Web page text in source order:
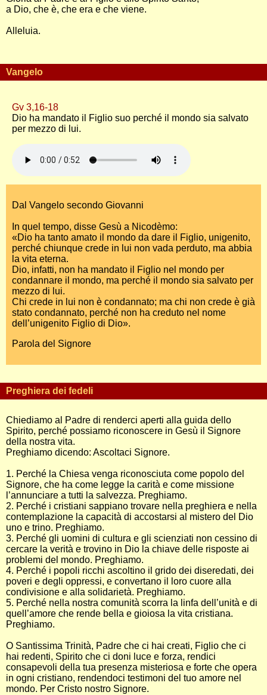
a Dio, che è, che era e che viene.
Alleluia.
Vangelo
Gv 3,16-18
Dio ha mandato il Figlio suo perché il mondo sia salvato
per mezzo di lui.
Dal Vangelo secondo Giovanni
In quel tempo, disse Gesù a Nicodèmo:
«Dio ha tanto amato il mondo da dare il Figlio, unigenito,
perché chiunque crede in lui non vada perduto, ma abbia
la vita eterna.
Dio, infatti, non ha mandato il Figlio nel mondo per
condannare il mondo, ma perché il mondo sia salvato per
mezzo di lui.
Chi crede in lui non è condannato; ma chi non crede è già
stato condannato, perché non ha creduto nel nome
dell’unigenito Figlio di Dio».
Parola del Signore
Preghiera dei fedeli
Chiediamo al Padre di renderci aperti alla guida dello
Spirito, perché possiamo riconoscere in Gesù il Signore
della nostra vita.
Preghiamo dicendo: Ascoltaci Signore.
1. Perché la Chiesa venga riconosciuta come popolo del
Signore, che ha come legge la carità e come missione
l’annunciare a tutti la salvezza. Preghiamo.
2. Perché i cristiani sappiano trovare nella preghiera e nella
contemplazione la capacità di accostarsi al mistero del Dio
uno e trino. Preghiamo.
3. Perché gli uomini di cultura e gli scienziati non cessino di
cercare la verità e trovino in Dio la chiave delle risposte ai
problemi del mondo. Preghiamo.
4. Perché i popoli ricchi ascoltino il grido dei diseredati, dei
poveri e degli oppressi, e convertano il loro cuore alla
condivisione e alla solidarietà. Preghiamo.
5. Perché nella nostra comunità scorra la linfa dell’unità e di
quell’amore che rende bella e gioiosa la vita cristiana.
Preghiamo.
O Santissima Trinità, Padre che ci hai creati, Figlio che ci
hai redenti, Spirito che ci doni luce e forza, rendici
consapevoli della tua presenza misteriosa e forte che opera
in ogni cristiano, rendendoci testimoni del tuo amore nel
mondo. Per Cristo nostro Signore.